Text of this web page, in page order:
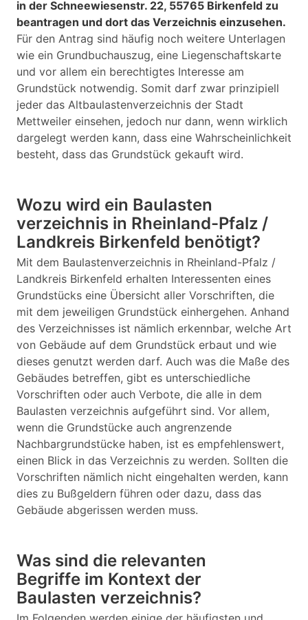
in der Schneewiesenstr. 22, 55765 Birkenfeld zu
beantragen und dort das Verzeichnis einzusehen.
Für den Antrag sind häufig noch weitere Unterlagen
wie ein Grundbuchauszug, eine Liegenschaftskarte
und vor allem ein berechtigtes Interesse am
Grundstück notwendig. Somit darf zwar prinzipiell
jeder das Altbaulastenverzeichnis der Stadt
Mettweiler einsehen, jedoch nur dann, wenn wirklich
dargelegt werden kann, dass eine Wahrscheinlichkeit
besteht, dass das Grundstück gekauft wird.
Wozu wird ein Baulasten
verzeichnis in Rheinland-Pfalz /
Landkreis Birkenfeld benötigt?
Mit dem Baulastenverzeichnis in Rheinland-Pfalz /
Landkreis Birkenfeld erhalten Interessenten eines
Grundstücks eine Übersicht aller Vorschriften, die
mit dem jeweiligen Grundstück einhergehen. Anhand
des Verzeichnisses ist nämlich erkennbar, welche Art
von Gebäude auf dem Grundstück erbaut und wie
dieses genutzt werden darf. Auch was die Maße des
Gebäudes betreffen, gibt es unterschiedliche
Vorschriften oder auch Verbote, die alle in dem
Baulasten verzeichnis aufgeführt sind. Vor allem,
wenn die Grundstücke auch angrenzende
Nachbargrundstücke haben, ist es empfehlenswert,
einen Blick in das Verzeichnis zu werden. Sollten die
Vorschriften nämlich nicht eingehalten werden, kann
dies zu Bußgeldern führen oder dazu, dass das
Gebäude abgerissen werden muss.
Was sind die relevanten
Begriffe im Kontext der
Baulasten verzeichnis?